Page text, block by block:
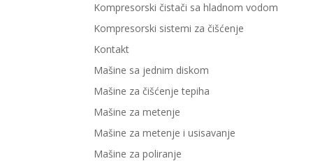
Kompresorski čistači sa hladnom vodom
Kompresorski sistemi za čišćenje
Kontakt
Mašine sa jednim diskom
Mašine za čišćenje tepiha
Mašine za metenje
Mašine za metenje i usisavanje
Mašine za poliranje